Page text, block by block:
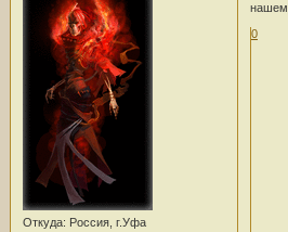
Откуда: Россия, г.Уфа
0